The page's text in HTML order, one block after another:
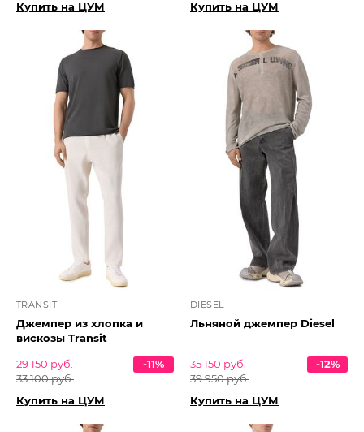
Купить на ЦУМ Купить на ЦУМ
TRANSIT
Джемпер из хлопка и
вискозы Transit
29 150 руб.
33 100 руб.
-11%
Купить на ЦУМ
DIESEL
Льняной джемпер Diesel
35 150 руб.
39 950 руб.
-12%
Купить на ЦУМ